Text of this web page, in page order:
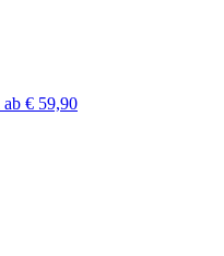
ab € 59,90